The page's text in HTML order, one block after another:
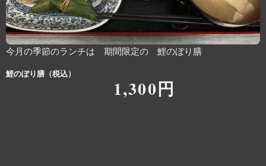
今月の季節のランチは 期間限定の 鯉のぼり膳
鯉のぼり膳（税込）
1,300円